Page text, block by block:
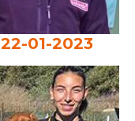
22-01-2023